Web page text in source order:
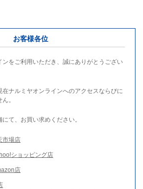
お客様各位
ンをご利用いただき、誠にありがとうござい
在ナルミヤオンラインへのアクセスならびに
。
て、お買い求めください。
市場店
ショッピング店
店